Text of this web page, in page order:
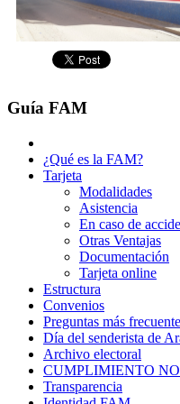
Guía FAM
¿Qué es la FAM?
Tarjeta
Modalidades
Asistencia
En caso de
Otras Ventajas
Documentación
Tarjeta online
Estructura
Convenios
Preguntas más
Día del senderista de
Archivo electoral
CUMPLIMIENTO
Transparencia